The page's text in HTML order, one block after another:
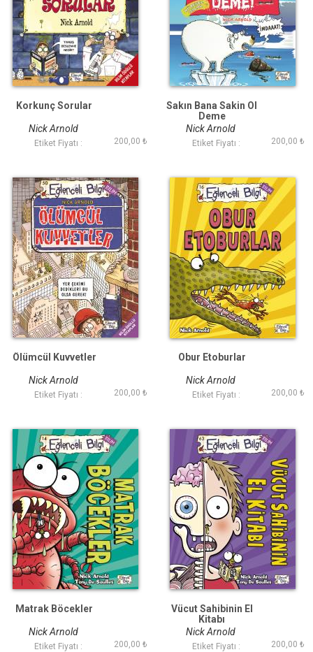
Korkunç Sorular
Nick Arnold
Etiket Fiyatı : 200,00 ₺
Sakın Bana Sakin Ol
Deme
Nick Arnold
Etiket Fiyatı : 200,00 ₺
Ölümcül Kuvvetler
Nick Arnold
Etiket Fiyatı : 200,00 ₺
Obur Etoburlar
Nick Arnold
Etiket Fiyatı : 200,00 ₺
Matrak Böcekler
Nick Arnold
Etiket Fiyatı : 200,00 ₺
Vücut Sahibinin El
Kitabı
Nick Arnold
Etiket Fiyatı : 200,00 ₺